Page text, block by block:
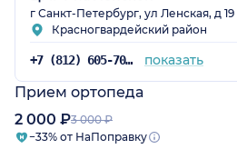
г Санкт-Петербург, ул Ленская, д 19
Красногвардейский район
+7 (812) 605-70-67 показать
Прием ортопеда
2 000 ₽3 000 ₽
−33% от НаПоправку